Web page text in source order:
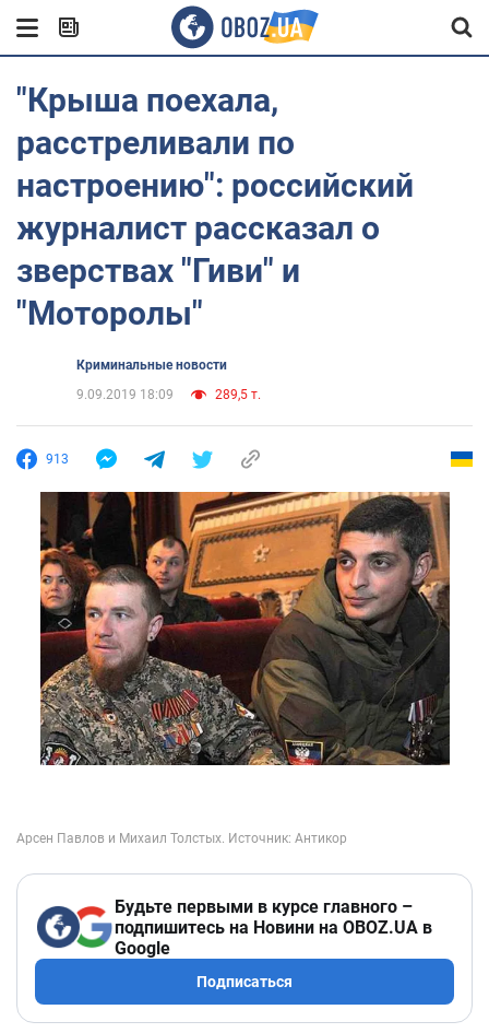
"Крыша поехала,
расстреливали по
настроению": российский
журналист рассказал о
зверствах "Гиви" и
"Моторолы"
Криминальные новости
9.09.2019 18:09
289,5 т.
913
Будьте первыми в курсе главного –
подпишитесь на Новини на OBOZ.UA в
Google
Подписаться